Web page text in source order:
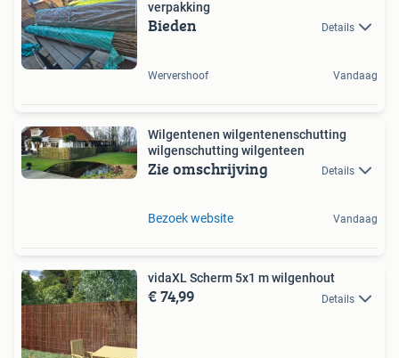
verpakking
Bieden Details
Wervershoof Vandaag
Wilgentenen wilgentenenschutting
wilgenschutting wilgenteen
Zie omschrijving Details
Bezoek website Vandaag
vidaXL Scherm 5x1 m wilgenhout
€ 74,99 Details